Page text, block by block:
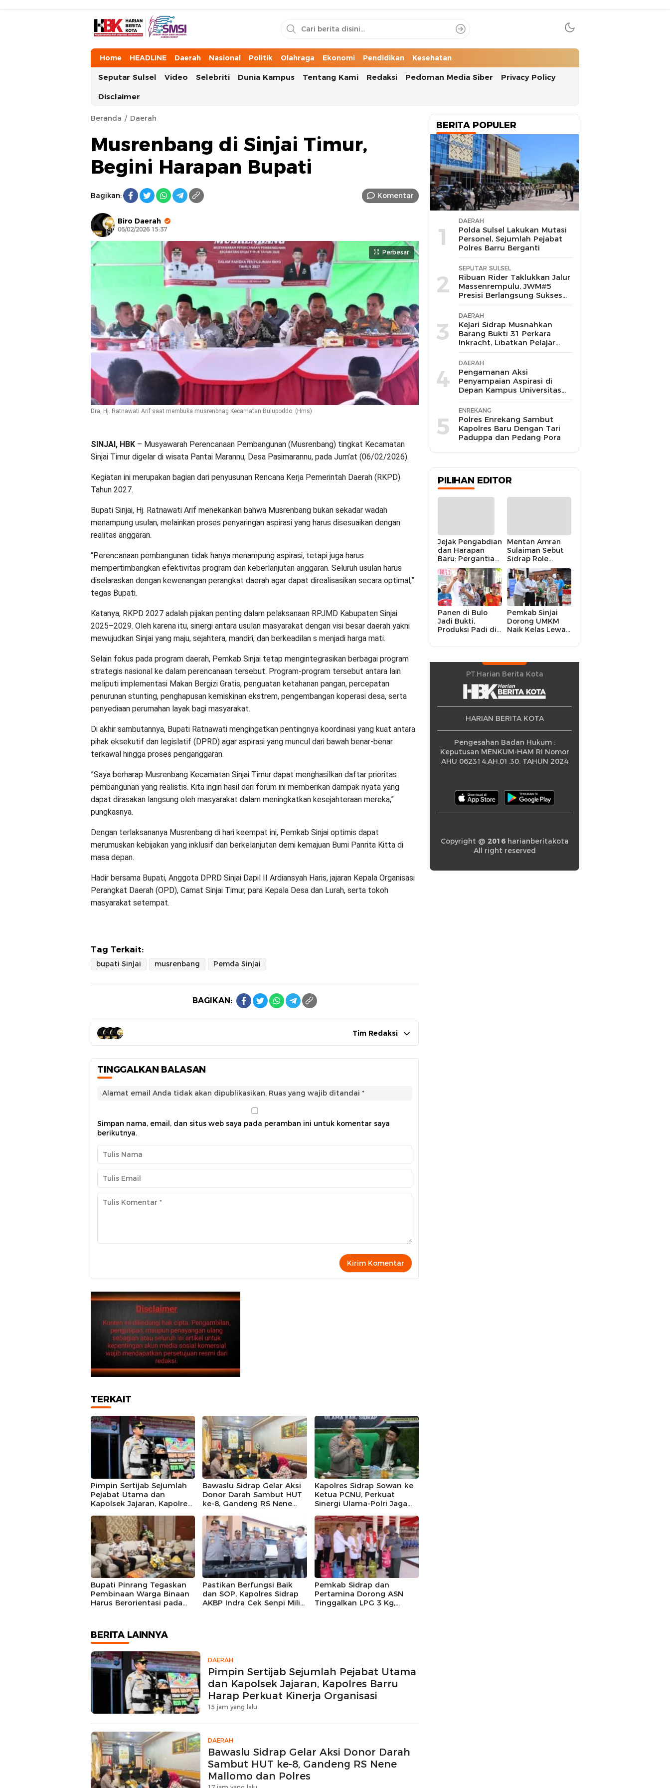
HarianBeritaKota
Mengabarkan Setiap Detil, Sudut, dan Cerita Kota
Home HEADLINE Daerah Nasional Politik Olahraga Ekonomi Pendidikan Kesehatan
Seputar Sulsel Video Selebriti Dunia Kampus Tentang Kami Redaksi Pedoman Media Siber Privacy Policy
Disclaimer
Beranda Daerah
Musrenbang di Sinjai Timur,
Begini Harapan Bupati
Bagikan: Komentar
Biro Daerah
06/02/2026 15:37
Perbesar
Dra, Hj. Ratnawati Arif saat membuka musrenbnag Kecamatan Bulupoddo. (Hms)
SINJAI, HBK – Musyawarah Perencanaan Pembangunan (Musrenbang) tingkat Kecamatan
Sinjai Timur digelar di wisata Pantai Marannu, Desa Pasimarannu, pada Jum’at (06/02/2026).
Kegiatan ini merupakan bagian dari penyusunan Rencana Kerja Pemerintah Daerah (RKPD)
Tahun 2027.
​Bupati Sinjai, Hj. Ratnawati Arif menekankan bahwa Musrenbang bukan sekadar wadah
menampung usulan, melainkan proses penyaringan aspirasi yang harus disesuaikan dengan
realitas anggaran.
​“Perencanaan pembangunan tidak hanya menampung aspirasi, tetapi juga harus
mempertimbangkan efektivitas program dan keberlanjutan anggaran. Seluruh usulan harus
diselaraskan dengan kewenangan perangkat daerah agar dapat direalisasikan secara optimal,”
tegas Bupati.
​Katanya, RKPD 2027 adalah pijakan penting dalam pelaksanaan RPJMD Kabupaten Sinjai
2025–2029. Oleh karena itu, sinergi antara usulan masyarakat dengan visi besar daerah yakni
mewujudkan Sinjai yang maju, sejahtera, mandiri, dan berkeadilan s menjadi harga mati.
​Selain fokus pada program daerah, Pemkab Sinjai tetap mengintegrasikan berbagai program
strategis nasional ke dalam perencanaan tersebut. Program-program tersebut antara lain
meliputi implementasi Makan Bergizi Gratis, penguatan ketahanan pangan, percepatan
penurunan stunting, penghapusan kemiskinan ekstrem, pengembangan koperasi desa, serta
penyediaan perumahan layak bagi masyarakat.
​Di akhir sambutannya, Bupati Ratnawati mengingatkan pentingnya koordinasi yang kuat antara
pihak eksekutif dan legislatif (DPRD) agar aspirasi yang muncul dari bawah benar-benar
terkawal hingga proses penganggaran.
​”Saya berharap Musrenbang Kecamatan Sinjai Timur dapat menghasilkan daftar prioritas
pembangunan yang realistis. Kita ingin hasil dari forum ini memberikan dampak nyata yang
dapat dirasakan langsung oleh masyarakat dalam meningkatkan kesejahteraan mereka,”
pungkasnya.
​Dengan terlaksananya Musrenbang di hari keempat ini, Pemkab Sinjai optimis dapat
merumuskan kebijakan yang inklusif dan berkelanjutan demi kemajuan Bumi Panrita Kitta di
masa depan.
Hadir bersama Bupati, Anggota DPRD Sinjai Dapil II Ardiansyah Haris, jajaran Kepala Organisasi
Perangkat Daerah (OPD), Camat Sinjai Timur, para Kepala Desa dan Lurah, serta tokoh
masyarakat setempat.
Tag Terkait:
bupati Sinjai musrenbang Pemda Sinjai
BAGIKAN:
Tim Redaksi
TINGGALKAN BALASAN
Alamat email Anda tidak akan dipublikasikan. Ruas yang wajib ditandai *
Simpan nama, email, dan situs web saya pada peramban ini untuk komentar saya
berikutnya.
TERKAIT
Pimpin Sertijab Sejumlah
Pejabat Utama dan
Kapolsek Jajaran, Kapolres
Kinerja Organisasi
Bawaslu Sidrap Gelar Aksi
Donor Darah Sambut HUT
ke-8, Gandeng RS Nene
Kapolres Sidrap Sowan ke
Ketua PCNU, Perkuat
Sinergi Ulama-Polri Jaga
Bupati Pinrang Tegaskan
Pembinaan Warga Binaan
Harus Berorientasi pada
Pastikan Berfungsi Baik
dan SOP, Kapolres Sidrap
AKBP Indra Cek Senpi Milik
Pemkab Sidrap dan
Pertamina Dorong ASN
Tinggalkan LPG 3 Kg,
BERITA LAINNYA
DAERAH
Pimpin Sertijab Sejumlah Pejabat Utama
dan Kapolsek Jajaran, Kapolres Barru
Harap Perkuat Kinerja Organisasi
15 jam yang lalu
DAERAH
Bawaslu Sidrap Gelar Aksi Donor Darah
Sambut HUT ke-8, Gandeng RS Nene
Mallomo dan Polres
BERITA POPULER
1
DAERAH
Polda Sulsel Lakukan Mutasi
Personel, Sejumlah Pejabat
Polres Barru Berganti
2
SEPUTAR SULSEL
Ribuan Rider Taklukkan Jalur
Massenrempulu, JWM#5
Presisi Berlangsung Sukses
dan Kondusif
3
DAERAH
Kejari Sidrap Musnahkan
Barang Bukti 31 Perkara
Inkracht, Libatkan Pelajar
untuk Edukasi Bahaya
Narkoba
4
DAERAH
Pengamanan Aksi
Penyampaian Aspirasi di
Depan Kampus Universitas
Muhammadiyah Barru
Berlangsung Aman dan
Kondusif
5
ENREKANG
Polres Enrekang Sambut
Kapolres Baru Dengan Tari
Paduppa dan Pedang Pora
PILIHAN EDITOR
Jejak Pengabdian
dan Harapan
Baru: Pergantian
Kapolres Sidrap
dalam Perspektif
Karier Dua
Perwira
Mentan Amran
Sulaiman Sebut
Sidrap Role
Model Nasional
dalam Menjaga
Stabilitas Harga
Telur
Panen di Bulo
Jadi Bukti,
Produksi Padi di
Kecamatan
Rekor
Peningkatan
Pemkab Sinjai
Dorong UMKM
Naik Kelas Lewat
Strategis
PT.Harian Berita Kota
HARIAN BERITA KOTA
Pengesahan Badan Hukum :
Keputusan MENKUM-HAM RI Nomor
AHU 062314.AH.01.30. TAHUN 2024
Copyright @ 2016harianberitakota
All right reserved